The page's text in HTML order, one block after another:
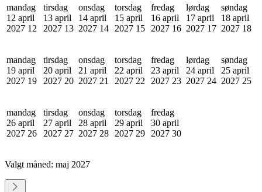
mandag
12 april
2027 12
tirsdag
13 april
2027 13
onsdag
14 april
2027 14
torsdag
15 april
2027 15
fredag
16 april
2027 16
lørdag
17 april
2027 17
søndag
18 april
2027 18
mandag
19 april
2027 19
tirsdag
20 april
2027 20
onsdag
21 april
2027 21
torsdag
22 april
2027 22
fredag
23 april
2027 23
lørdag
24 april
2027 24
søndag
25 april
2027 25
mandag
26 april
2027 26
tirsdag
27 april
2027 27
onsdag
28 april
2027 28
torsdag
29 april
2027 29
fredag
30 april
2027 30
Valgt måned: maj 2027